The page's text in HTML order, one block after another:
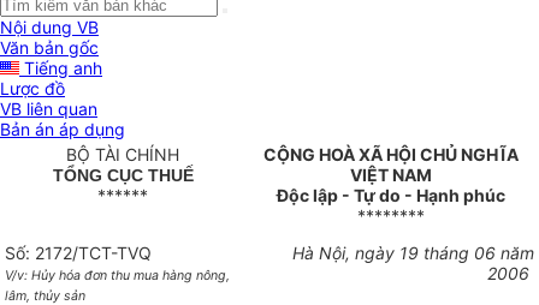
Nội dung VB
Văn bản gốc
Tiếng anh
Lược đồ
VB liên quan
Bản án áp dụng
BỘ TÀI CHÍNH
TỔNG CỤC THUẾ
******
CỘNG HOÀ XÃ HỘI CHỦ NGHĨA
VIỆT NAM
Độc lập - Tự do - Hạnh phúc
********
Số: 2172/TCT-TVQ
V/v: Hủy hóa đơn thu mua hàng nông,
lâm, thủy sản
Hà Nội, ngày 19 tháng 06 năm
2006